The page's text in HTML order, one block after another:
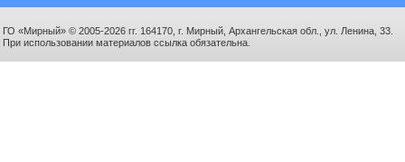
ГО «Мирный» © 2005-2026 гг. 164170, г. Мирный, Архангельская обл., ул. Ленина, 33.
При использовании материалов ссылка обязательна.